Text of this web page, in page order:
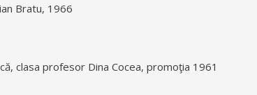
Bratu, 1966
clasa profesor Dina Cocea, promoţia 1961